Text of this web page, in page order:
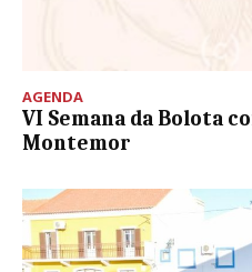
AGENDA
VI Semana da Bolota
Montemor